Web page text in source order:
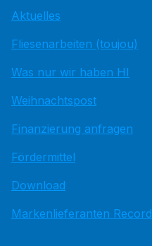
Aktuelles
Fliesenarbeiten (toujou)
Was nur wir haben HI
Weihnachtspost
Finanzierung anfragen
Fördermittel
Download
Markenlieferanten Record